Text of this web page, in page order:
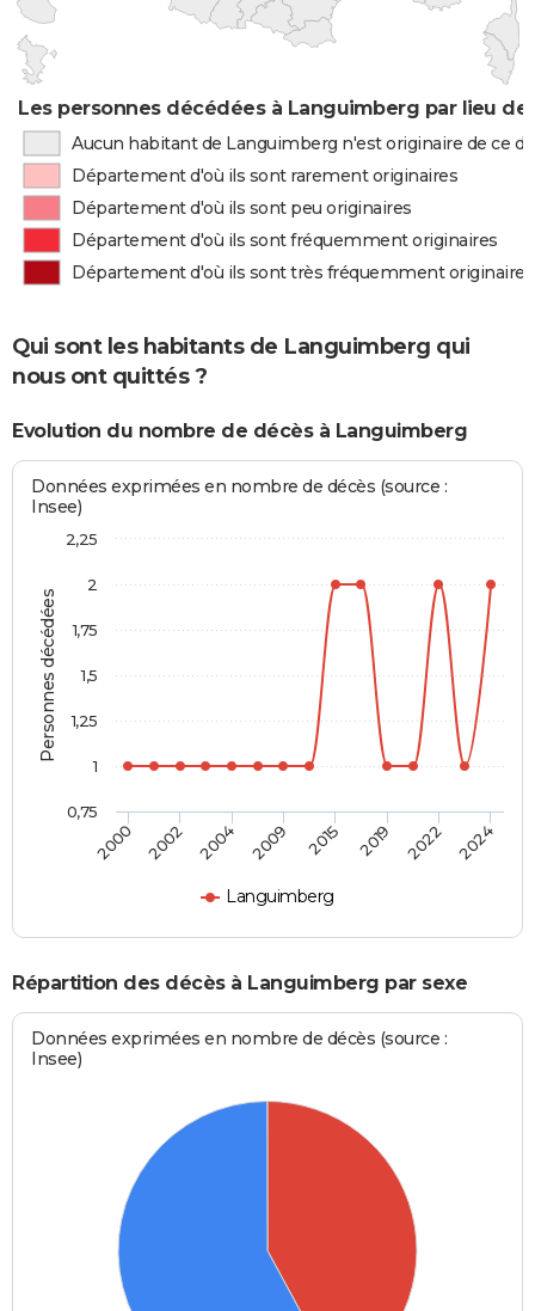
Les personnes décédées à Languimberg par lieu de
Aucun habitant de Languimberg n'est originaire de ce
Département d'où ils sont rarement originaires
Département d'où ils sont peu originaires
Département d'où ils sont fréquemment originaires
Département d'où ils sont très fréquemment originaires
Qui sont les habitants de Languimberg qui
nous ont quittés ?
Evolution du nombre de décès à Languimberg
Personnes décédées
Données exprimées en nombre de décès (source :
Insee)
Languimberg
2000 2002 2004 2009 2015 2019 2022 2024
0,75
1
1,25
1,5
1,75
2
2,25
Répartition des décès à Languimberg par sexe
Données exprimées en nombre de décès (source :
Insee)